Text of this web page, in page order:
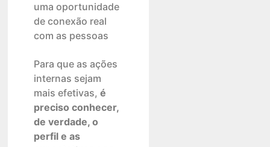
uma oportunidade
de conexão real
com as pessoas
Para que as ações
internas sejam
mais efetivas, é
preciso conhecer,
de verdade, o
perfil e as